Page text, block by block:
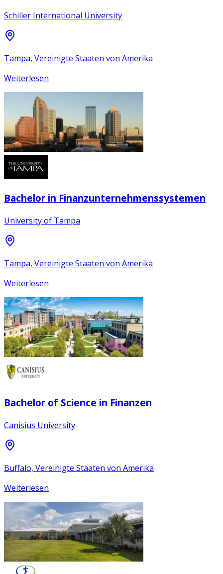
Schiller International University
Tampa, Vereinigte Staaten von Amerika
Weiterlesen
Bachelor in Finanzunternehmenssystemen
University of Tampa
Tampa, Vereinigte Staaten von Amerika
Weiterlesen
Bachelor of Science in Finanzen
Canisius University
Buffalo, Vereinigte Staaten von Amerika
Weiterlesen